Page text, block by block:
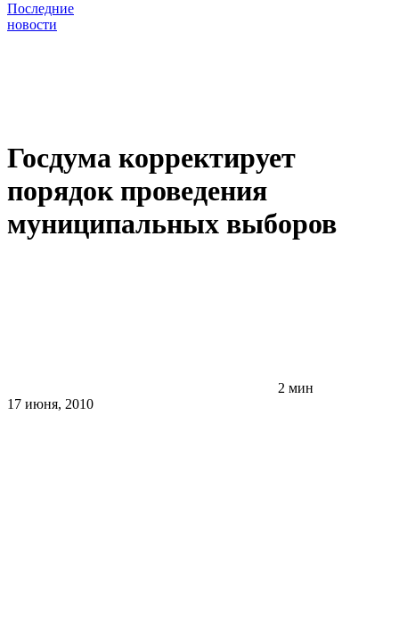
Последние
новости
Госдума корректирует
порядок проведения
муниципальных выборов
2 мин
17 июня, 2010